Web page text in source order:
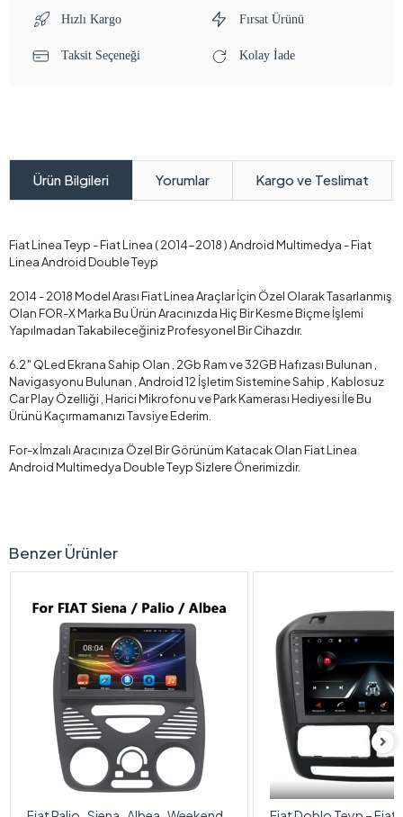
Hızlı Kargo Fırsat Ürünü
Taksit Seçeneği Kolay İade
Ürün Bilgileri Yorumlar Kargo ve Teslimat
Fiat Linea Teyp - Fiat Linea ( 2014-2018 ) Android Multimedya - Fiat
Linea Android Double Teyp
2014 - 2018 Model Arası Fiat Linea Araçlar İçin Özel Olarak Tasarlanmış
Olan FOR-X Marka Bu Ürün Aracınızda Hiç Bir Kesme Biçme İşlemi
Yapılmadan Takabileceğiniz Profesyonel Bir Cihazdır.
6.2″ QLed Ekrana Sahip Olan , 2Gb Ram ve 32GB Hafızası Bulunan ,
Navigasyonu Bulunan , Android 12 İşletim Sistemine Sahip , Kablosuz
Car Play Özelliği , Harici Mikrofonu ve Park Kamerası Hediyesi İle Bu
Ürünü Kaçırmamanızı Tavsiye Ederim.
For-x İmzalı Aracınıza Özel Bir Görünüm Katacak Olan Fiat Linea
Android Multimedya Double Teyp Sizlere Önerimizdir.
Benzer Ürünler